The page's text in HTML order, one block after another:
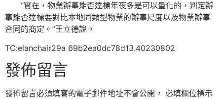
“實在，物業辦事能否達標年夜多是可以量化的，判定辦
事能否達標要對比本地同類型物業的辦事尺度以及物業辦事
合同的商定。”王立德說。
TC:elanchair29a 69b2ea0dc78d13.40230802
發佈留言
發佈留言必須填寫的電子郵件地址不會公開。 必填欄位標示